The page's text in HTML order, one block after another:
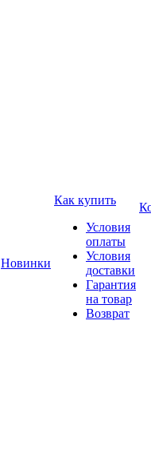
Новинки
Как купить
Условия
оплаты
Условия
доставки
Гарантия
на товар
Возврат